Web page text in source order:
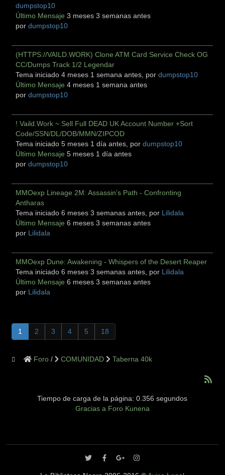
dumpstop10
Último Mensaje 3 meses 3 semanas antes
pordumpstop10
(HTTPS://VAILD.WORK) Clone ATM Card Service Check OG
CC/Dumps Track 1/2 Legendar
Tema iniciado 4 meses 1 semana antes, pordumpstop10
Último Mensaje 4 meses 1 semana antes
pordumpstop10
! Vaild.Work ~ Sell Full DEAD UK Account Number +Sort
Code/SSN/DL/DOB/MMN/ZIPCOD
Tema iniciado 5 meses 1 día antes, pordumpstop10
Último Mensaje 5 meses 1 día antes
pordumpstop10
MMOexp Lineage 2M: Assassin’s Path - Confronting
Antharas
Tema iniciado 6 meses 3 semanas antes, por Lilidala
Último Mensaje 6 meses 3 semanas antes
por Lilidala
MMOexp Dune: Awakening - Whispers of the Desert Reaper
Tema iniciado 6 meses 3 semanas antes, por Lilidala
Último Mensaje 6 meses 3 semanas antes
por Lilidala
1 2 3 4 5 18
Foro COMUNIDAD Taberna 40k
Tiempo de carga de la página: 0.356 segundos
Gracias a Foro Kunena